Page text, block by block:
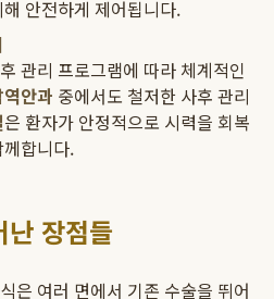
안전하게 제어됩니다.
관리 프로그램에 따라 체계적인
안과 중에서도 철저한 사후 관리
은 환자가 안정적으로 시력을 회복
합니다.
난 장점들
은 여러 면에서 기존 수술을 뛰어